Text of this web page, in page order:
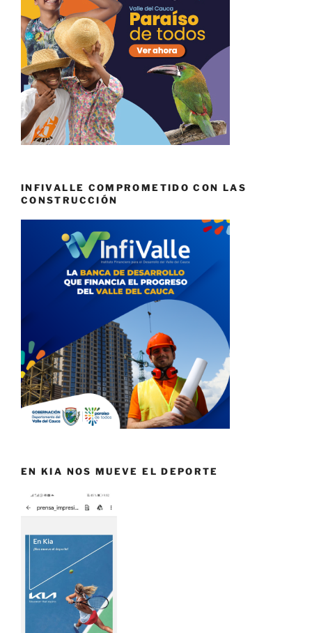
INFIVALLE COMPROMETIDO CON LAS
CONSTRUCCIÓN
EN KIA NOS MUEVE EL DEPORTE